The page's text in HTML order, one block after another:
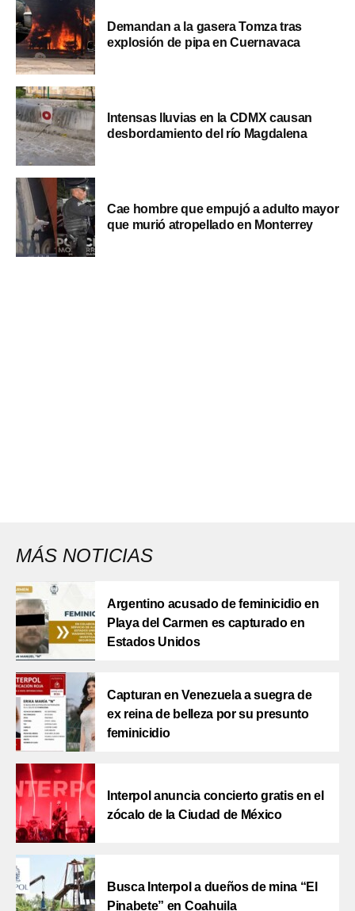
Demandan a la gasera Tomza tras
explosión de pipa en Cuernavaca
Intensas lluvias en la CDMX causan
desbordamiento del río Magdalena
Cae hombre que empujó a adulto mayor
que murió atropellado en Monterrey
MÁS NOTICIAS
Argentino acusado de feminicidio en
Playa del Carmen es capturado en
Estados Unidos
Capturan en Venezuela a suegra de
ex reina de belleza por su presunto
feminicidio
Interpol anuncia concierto gratis en el
zócalo de la Ciudad de México
Busca Interpol a dueños de mina “El
Pinabete” en Coahuila